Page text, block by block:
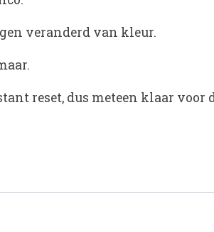
veranderd van kleur.
reset, dus meteen klaar